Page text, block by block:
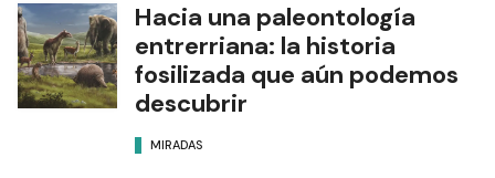
Hacia una paleontología
entrerriana: la historia
fosilizada que aún podemos
descubrir
MIRADAS